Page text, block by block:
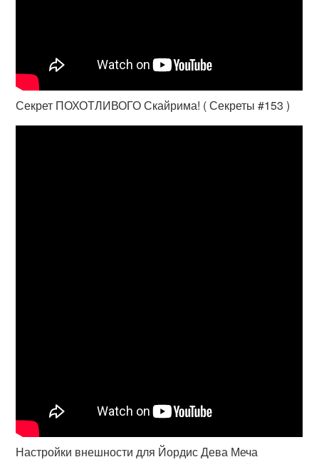
Секрет ПОХОТЛИВОГО Скайрима! ( Секреты #153 )
Настройки внешности для Йордис Дева Меча